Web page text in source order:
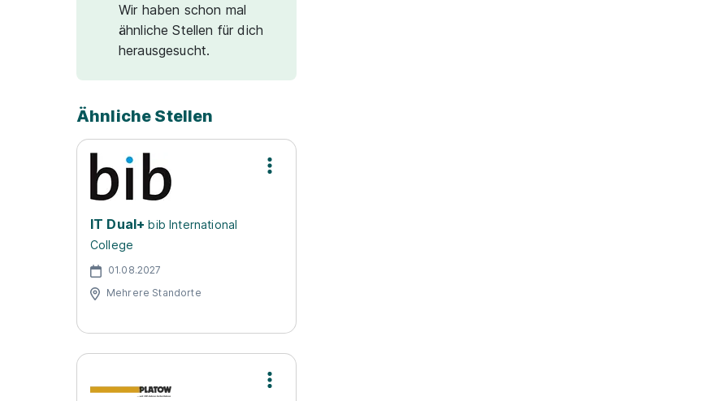
Wir haben schon mal
ähnliche Stellen für dich
herausgesucht.
Ähnliche Stellen
IT Dual+ bib International
College
01.08.2027
Mehrere Standorte